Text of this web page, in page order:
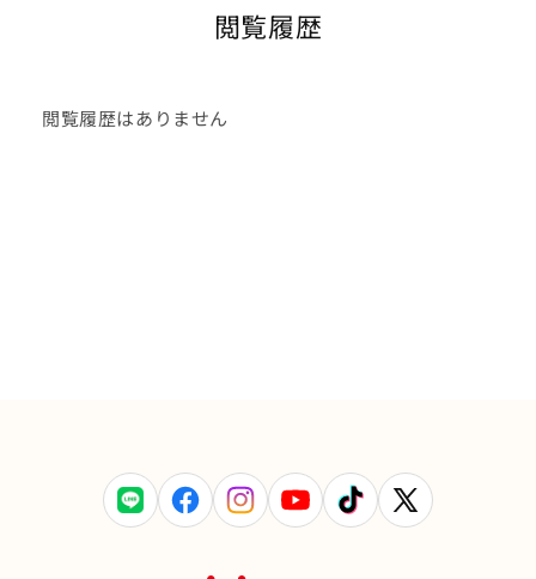
閲覧履歴
閲覧履歴はありません
LINE FacebookInstagramYouTube TikTok
X
(Twitter)